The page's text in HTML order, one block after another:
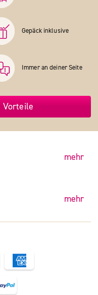
Gepäck inklusive
Immer an deiner Seite
Vorteile
mehr
mehr